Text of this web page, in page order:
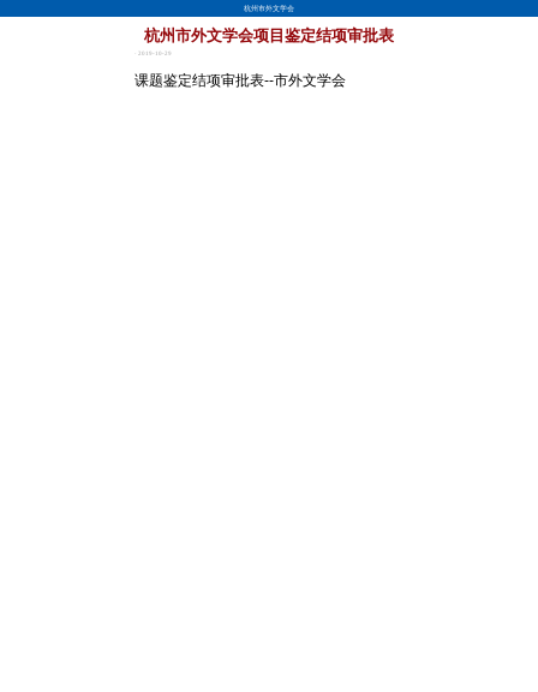
杭州市外文学会
杭州市外文学会项目鉴定结项审批表
· 2019-10-29
课题鉴定结项审批表--市外文学会